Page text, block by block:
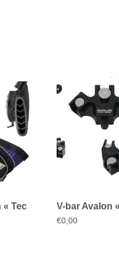
« Tec
V-bar Avalon
€0,00